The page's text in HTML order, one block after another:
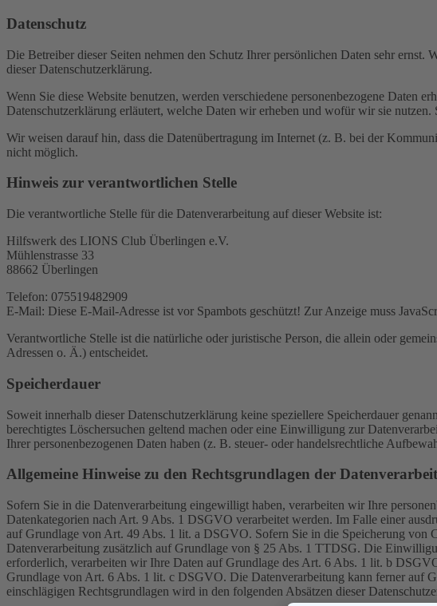
Datenschutz
Die Betreiber dieser Seiten nehmen den Schutz Ihrer persönlichen Daten sehr
dieser Datenschutzerklärung.
Wenn Sie diese Website benutzen, werden verschiedene personenbezogene Daten
Datenschutzerklärung erläutert, welche Daten wir erheben und wofür wir sie
Wir weisen darauf hin, dass die Datenübertragung im Internet (z. B. bei der
nicht möglich.
Hinweis zur verantwortlichen Stelle
Die verantwortliche Stelle für die Datenverarbeitung auf dieser Website ist:
Hilfswerk des LIONS Club Überlingen e.V.
Mühlenstrasse 33
88662 Überlingen
Telefon: 075519482909
E-Mail: Diese E-Mail-Adresse ist vor Spambots geschützt! Zur Anzeige muss
Verantwortliche Stelle ist die natürliche oder juristische Person, die allein oder
Adressen o. Ä.) entscheidet.
Speicherdauer
Soweit innerhalb dieser Datenschutzerklärung keine speziellere Speicherdauer
berechtigtes Löschersuchen geltend machen oder eine Einwilligung zur
Ihrer personenbezogenen Daten haben (z. B. steuer- oder handelsrechtliche
Allgemeine Hinweise zu den Rechtsgrundlagen der
Sofern Sie in die Datenverarbeitung eingewilligt haben, verarbeiten wir Ihre
Datenkategorien nach Art. 9 Abs. 1 DSGVO verarbeitet werden. Im Falle einer
auf Grundlage von Art. 49 Abs. 1 lit. a DSGVO. Sofern Sie in die Speicherung
Datenverarbeitung zusätzlich auf Grundlage von § 25 Abs. 1 TTDSG. Die
erforderlich, verarbeiten wir Ihre Daten auf Grundlage des Art. 6 Abs. 1 lit. b
Grundlage von Art. 6 Abs. 1 lit. c DSGVO. Die Datenverarbeitung kann ferner auf
einschlägigen Rechtsgrundlagen wird in den folgenden Absätzen dieser